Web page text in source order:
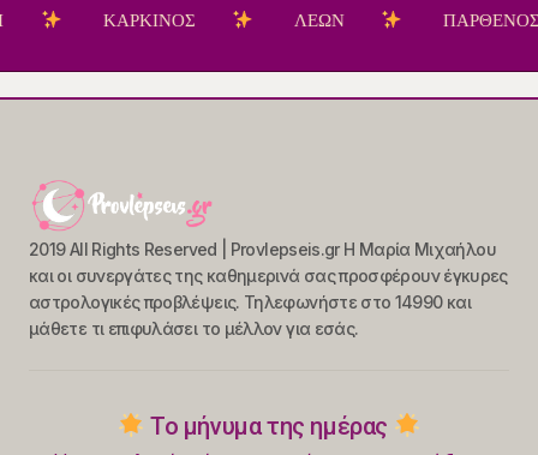
ΚΑΡΚΙΝΟΣ ΛΕΩΝ ΠΑΡΘΕΝΟΣ
2019 All Rights Reserved | Provlepseis.gr Η Μαρία Μιχαήλου
και οι συνεργάτες της καθημερινά σας προσφέρουν έγκυρες
αστρολογικές προβλέψεις. Τηλεφωνήστε στο 14990 και
μάθετε τι επιφυλάσει το μέλλον για εσάς.
Το μήνυμα της ημέρας